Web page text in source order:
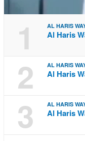
1 AL HARIS
Al Haris
2 AL HARIS
Al Haris
3 AL HARIS
Al Haris